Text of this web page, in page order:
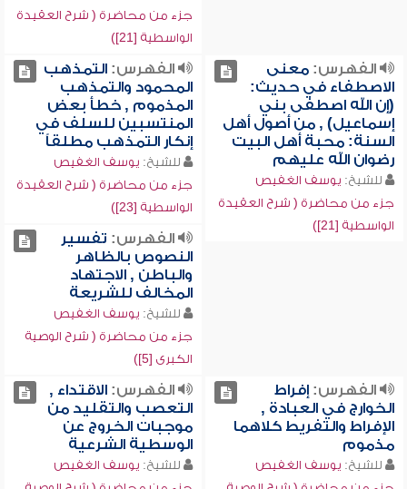
جزء من محاضرة ( شرح العقيدة
الواسطية [21])
الفهرس:معنى
الاصطفاء في حديث:
(إن الله اصطفى بني
إسماعيل) , من أصول أهل
السنة: محبة أهل البيت
رضوان الله عليهم
للشيخ: يوسف الغفيص
جزء من محاضرة ( شرح العقيدة
الواسطية [21])
الفهرس:التمذهب
المحمود والتمذهب
المذموم , خطأ بعض
المنتسبين للسلف في
إنكار التمذهب مطلقاً
للشيخ: يوسف الغفيص
جزء من محاضرة ( شرح العقيدة
الواسطية [23])
الفهرس: تفسير
النصوص بالظاهر
والباطن , الاجتهاد
المخالف للشريعة
للشيخ: يوسف الغفيص
جزء من محاضرة ( شرح الوصية
الكبرى [5])
الفهرس:إفراط
الخوارج في العبادة ,
الإفراط والتفريط كلاهما
مذموم
للشيخ: يوسف الغفيص
الفهرس:الاقتداء ,
التعصب والتقليد من
موجبات الخروج عن
الوسطية الشرعية
للشيخ: يوسف الغفيص